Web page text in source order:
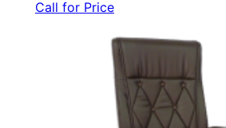
Call for Price